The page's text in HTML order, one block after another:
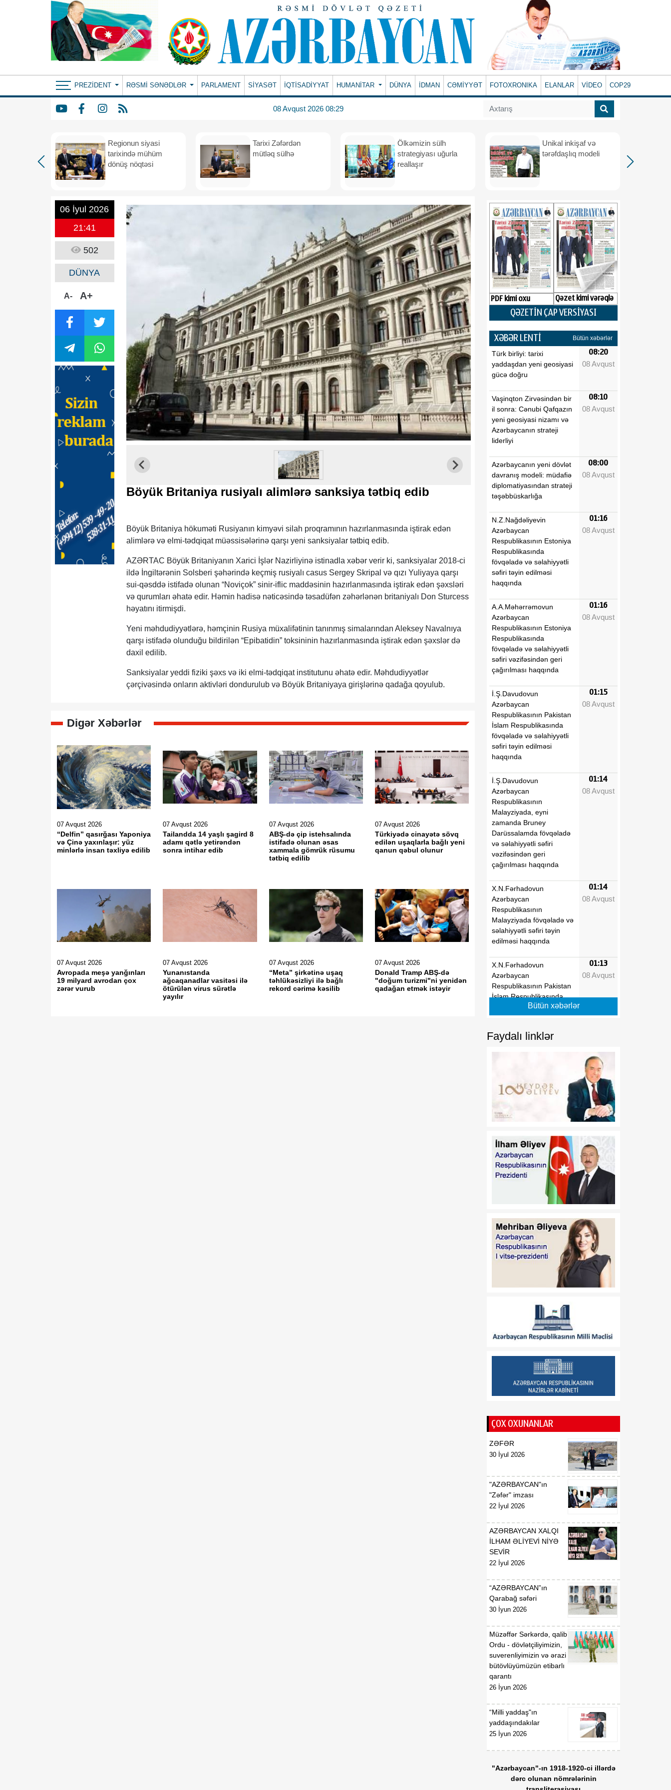
PREZIDENT RƏSMI SƏNƏDLƏR PARLAMENT SİYASƏT İQTİSADİYYAT HUMANITAR DÜNYA İDMAN CƏMİYYƏT FOTOXRONIKA ELANLAR VİDEO COP29
08 Avqust 2026 08:29
Regionun siyasi
tarixində mühüm
dönüş nöqtəsi
Tarixi Zəfərdən
mütləq sülhə
Ölkəmizin sülh
strategiyası uğurla
reallaşır
Unikal inkişaf və
tərəfdaşlıq modeli
06 İyul 2026
21:41
502
DÜNYA
A- A+
Böyük Britaniya rusiyalı alimlərə sanksiya tətbiq edib
Böyük Britaniya hökuməti Rusiyanın kimyəvi silah proqramının hazırlanmasında iştirak edən
alimlərə və elmi-tədqiqat müəssisələrinə qarşı yeni sanksiyalar tətbiq edib.
AZƏRTAC Böyük Britaniyanın Xarici İşlər Nazirliyinə istinadla xəbər verir ki, sanksiyalar 2018-ci
ildə İngiltərənin Solsberi şəhərində keçmiş rusiyalı casus Sergey Skripal və qızı Yuliyaya qarşı
sui-qəsddə istifadə olunan “Noviçok” sinir-iflic maddəsinin hazırlanmasında iştirak edən şəxsləri
və qurumları əhatə edir. Həmin hadisə nəticəsində təsadüfən zəhərlənən britaniyalı Don Sturcess
həyatını itirmişdi.
Yeni məhdudiyyətlərə, həmçinin Rusiya müxalifətinin tanınmış simalarından Aleksey Navalnıya
qarşı istifadə olunduğu bildirilən “Epibatidin” toksininin hazırlanmasında iştirak edən şəxslər də
daxil edilib.
Sanksiyalar yeddi fiziki şəxs və iki elmi-tədqiqat institutunu əhatə edir. Məhdudiyyətlər
çərçivəsində onların aktivləri dondurulub və Böyük Britaniyaya girişlərinə qadağa qoyulub.
Digər Xəbərlər
07 Avqust 2026
“Delfin” qasırğası Yaponiya
və Çinə yaxınlaşır: yüz
minlərlə insan təxliyə edilib
07 Avqust 2026
Tailandda 14 yaşlı şagird 8
adamı qətlə yetirəndən
sonra intihar edib
07 Avqust 2026
ABŞ-də çip istehsalında
istifadə olunan əsas
xammala gömrük rüsumu
tətbiq edilib
07 Avqust 2026
Türkiyədə cinayətə sövq
edilən uşaqlarla bağlı yeni
qanun qəbul olunur
07 Avqust 2026
Avropada meşə yanğınları
19 milyard avrodan çox
zərər vurub
07 Avqust 2026
Yunanıstanda
ağcaqanadlar vasitəsi ilə
ötürülən virus sürətlə
yayılır
07 Avqust 2026
“Meta” şirkətinə uşaq
təhlükəsizliyi ilə bağlı
rekord cərimə kəsilib
07 Avqust 2026
Donald Tramp ABŞ-də
"doğum turizmi"ni yenidən
qadağan etmək istəyir
PDF kimi oxu Qəzet kimi vərəqlə
QƏZETİN ÇAP VERSİYASI
XƏBƏR LENTİ Bütün xəbərlər
Türk birliyi: tarixi
yaddaşdan yeni geosiyasi
gücə doğru
08:20
08 Avqust
Vaşinqton Zirvəsindən bir
il sonra: Cənubi Qafqazın
yeni geosiyasi nizamı və
Azərbaycanın strateji
liderliyi
08:10
08 Avqust
Azərbaycanın yeni dövlət
davranış modeli: müdafiə
diplomatiyasından strateji
təşəbbüskarlığa
08:00
08 Avqust
N.Z.Nağdəliyevin
Azərbaycan
Respublikasının Estoniya
Respublikasında
fövqəladə və səlahiyyətli
səfiri təyin edilməsi
haqqında
01:16
08 Avqust
A.A.Məhərrəmovun
Azərbaycan
Respublikasının Estoniya
Respublikasında
fövqəladə və səlahiyyətli
səfiri vəzifəsindən geri
çağırılması haqqında
01:16
08 Avqust
İ.Ş.Davudovun
Azərbaycan
Respublikasının Pakistan
İslam Respublikasında
fövqəladə və səlahiyyətli
səfiri təyin edilməsi
haqqında
01:15
08 Avqust
İ.Ş.Davudovun
Azərbaycan
Respublikasının
Malayziyada, eyni
zamanda Bruney
Darüssalamda fövqəladə
və səlahiyyətli səfiri
vəzifəsindən geri
çağırılması haqqında
01:14
08 Avqust
X.N.Fərhadovun
Azərbaycan
Respublikasının
Malayziyada fövqəladə və
səlahiyyətli səfiri təyin
edilməsi haqqında
01:14
08 Avqust
X.N.Fərhadovun
Azərbaycan
Respublikasının Pakistan
İslam Respublikasında
fövqəladə və səlahiyyətli
səfiri vəzifəsindən geri
01:13
08 Avqust
"Dövlət qulluğu haqqında"
Respublikasının
qanunlarında dəyişiklik
01:13
08 Avqust
aparılması Qaydaları"nın
təsdiq edilməsi haqqında"
Azərbaycan Respublikası
Prezidentinin 2022-ci il 26
sentyabr tarixli 1846
nömrəli Fərmanında
dəyişiklik edilməsi barədə
08 Avqust
"Dövlət qulluğu
haqqında"və "Media
haqqında" Azərbaycan
Respublikasının
qanunlarında dəyişiklik
Azərbaycan
14 iyul tarixli 449-VIIQD
nömrəli Qanununun tətbiqi
və bununla əlaqədar bəzi
məsələlərin tənzimlənməsi
01:09
08 Avqust
Azərbaycan Beynəlxalq
İnvestisiya Forumunun
Təşkilat Komitəsinin
08 Avqust
"Azərbaycan
Respublikasının Elm və
Təhsil Nazirliyi ilə
Tacikistan Respublikasının
arasında illik təhsil
kvotalarının qarşılıqlı
ayrılması haqqında
barədə
08 Avqust
BİLDİRİŞ 00:57
08 Avqust
Azərbaycanın xarici
siyasətinin əsasında milli
maraqların qorunması
dayanır
07 Avqust
Vaşinqton razılaşması
diplomatiyasının növbəti
zəfəri idi
18:23
07 Avqust
ABŞ-Azərbaycan
əlaqələrində və Cənubi
Qafqazın sülh
gündəliyində mühüm
07 Avqust
Xarici ölkələrin informasiya
şəbəkələrinə hücumlar
18:20
07 Avqust
Bütün xəbərlər
Faydalı linklər
ÇOX OXUNANLAR
ZƏFƏR
30 İyul 2026
"AZƏRBAYCAN"ın
"Zəfər" imzası
22 İyul 2026
AZƏRBAYCAN XALQI
İLHAM ƏLİYEVİ NİYƏ
SEVİR
22 İyul 2026
“AZƏRBAYCAN”ın
Qarabağ səfəri
30 İyun 2026
Müzəffər Sərkərdə, qalib
Ordu - dövlətçiliyimizin,
suverenliyimizin və ərazi
bütövlüyümüzün etibarlı
qarantı
26 İyun 2026
“Milli yaddaş"ın
yaddaşındakılar
25 İyun 2026
"Azərbaycan"-ın 1918-1920-ci illərdə
dərc olunan nömrələrinin